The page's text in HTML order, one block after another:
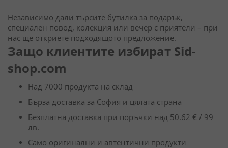
Независимо дали търсите бутилка за подарък,
специален повод, колекция или вечер с приятели – при
нас ще откриете подходящото предложение.
Защо клиентите избират Sid-
shop.com
Над 7000 продукта на склад
Бърза доставка за София и цялата страна
Безплатна доставка при поръчки над 50.62 € / 99
лв.
Само оригинални и автентични продукти